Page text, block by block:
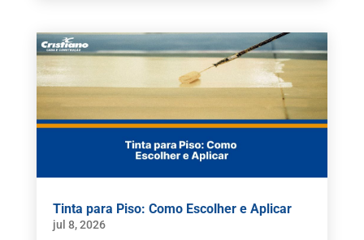
Tinta para Piso: Como Escolher e Aplicar
jul 8, 2026